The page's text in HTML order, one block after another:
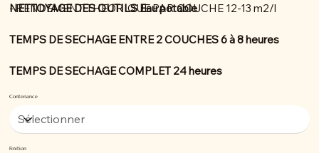
- RENDEMENT THEORIQUE PAR COUCHE 12-13 m2/l
NETTOYAGE DES OUTILS Eau potable
TEMPS DE SECHAGE ENTRE 2 COUCHES 6 à 8 heures
TEMPS DE SECHAGE COMPLET 24 heures
Contenance
Finition